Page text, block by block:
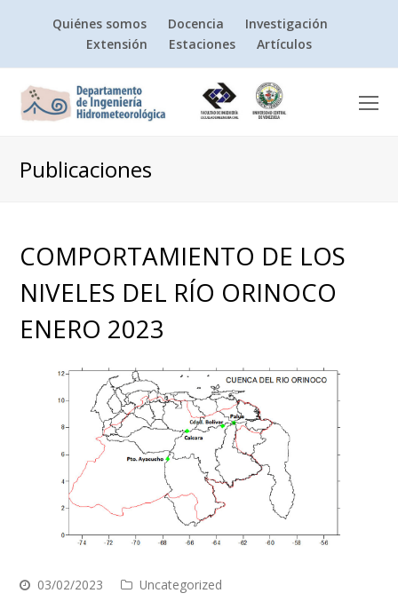
Quiénes somos Docencia
Investigación
Extensión
Estaciones Artículos
Publicaciones
COMPORTAMIENTO DE LOS
NIVELES DEL RÍO ORINOCO
ENERO 2023
03/02/2023 Uncategorized